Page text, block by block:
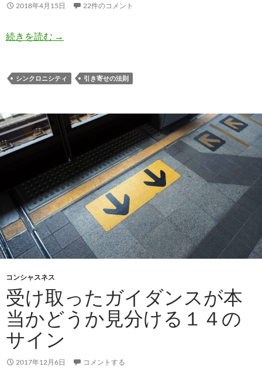
2018年4月15日 22件のコメント
続きを読む 引き寄せの法則がうまくいっている時の８つの
→
シンクロニシティ 引き寄せの法則
コンシャスネス
受け取ったガイダンスが本
当かどうか見分ける１４の
サイン
2017年12月6日 コメントする